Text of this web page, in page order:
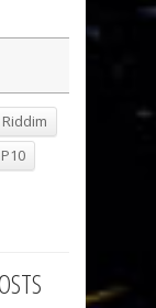
P10